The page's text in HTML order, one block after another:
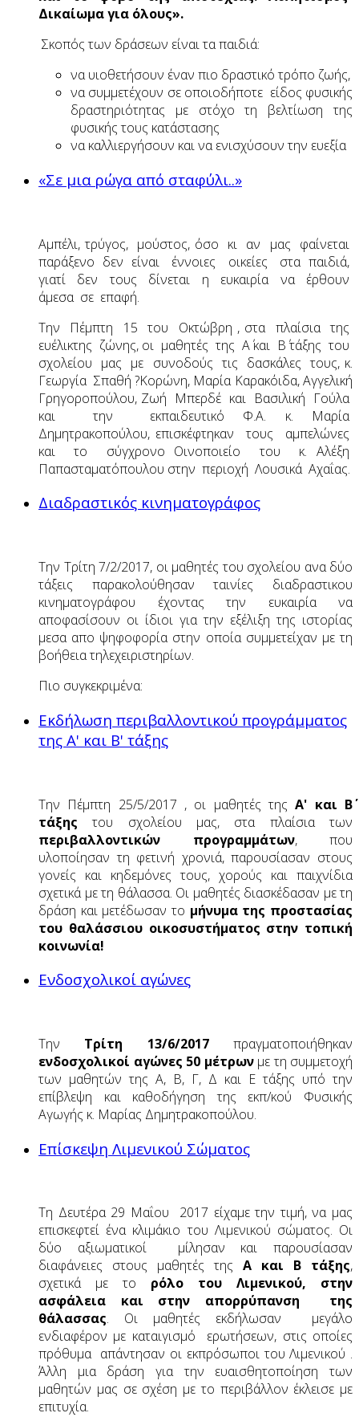
Δικαίωμα για όλους».
Σκοπός των δράσεων είναι τα παιδιά:
να υιοθετήσουν έναν πιο δραστικό τρόπο ζωής,
να συμμετέχουν σε οποιοδήποτε είδος φυσικής
δραστηριότητας με στόχο τη βελτίωση της
φυσικής τους κατάστασης
να καλλιεργήσουν και να ενισχύσουν την ευεξία
«Σε μια ρώγα από σταφύλι..»
Αμπέλι, τρύγος, μούστος, όσο κι αν μας φαίνεται
παράξενο δεν είναι έννοιες οικείες στα παιδιά,
γιατί δεν τους δίνεται η ευκαιρία να έρθουν
άμεσα σε επαφή.
Την Πέμπτη 15 του Οκτώβρη , στα πλαίσια της
ευέλικτης ζώνης, οι μαθητές της Α΄ και Β΄ τάξης του
σχολείου μας με συνοδούς τις δασκάλες τους, κ.
Γεωργία Σπαθή ?Κορώνη, Μαρία Καρακόιδα, Αγγελική
Γρηγοροπούλου, Ζωή Μπερδέ και Βασιλική Γούλα
και την εκπαιδευτικό Φ.Α. κ. Μαρία
Δημητρακοπούλου, επισκέφτηκαν τους αμπελώνες
και το σύγχρονο Οινοποιείο του κ. Αλέξη
Παπασταματόπουλου στην περιοχή Λουσικά Αχαΐας.
Διαδραστικός κινηματογράφος
Την Τρίτη 7/2/2017, οι μαθητές του σχολείου ανα δύο
τάξεις παρακολούθησαν ταινίες διαδραστικου
κινηματογράφου έχοντας την ευκαιρία να
αποφασίσουν οι ίδιοι για την εξέλιξη της ιστορίας
μεσα απο ψηφοφορία στην οποία συμμετείχαν με τη
βοήθεια τηλεχειριστηρίων.
Πιο συγκεκριμένα:
Εκδήλωση περιβαλλοντικού προγράμματος
της Α' και Β' τάξης
Την Πέμπτη 25/5/2017 , οι μαθητές της Α' και Β΄
τάξης του σχολείου μας, στα πλαίσια των
περιβαλλοντικών προγραμμάτων, που
υλοποίησαν τη φετινή χρονιά, παρουσίασαν στους
γονείς και κηδεμόνες τους, χορούς και παιχνίδια
σχετικά με τη θάλασσα. Οι μαθητές διασκέδασαν με τη
δράση και μετέδωσαν το μήνυμα της προστασίας
του θαλάσσιου οικοσυστήματος στην τοπική
κοινωνία!
Ενδοσχολικοί αγώνες
Την Τρίτη 13/6/2017πραγματοποιήθηκαν
ενδοσχολικοί αγώνες 50 μέτρωνμε τη συμμετοχή
των μαθητών της Α, Β, Γ, Δ και Ε τάξης υπό την
επίβλεψη και καθοδήγηση της εκπ/κού Φυσικής
Αγωγής κ. Μαρίας Δημητρακοπούλου.
Επίσκεψη Λιμενικού Σώματος
Τη Δευτέρα 29 Μαΐου 2017 είχαμε την τιμή, να μας
επισκεφτεί ένα κλιμάκιο του Λιμενικού σώματος. Οι
δύο αξιωματικοί μίλησαν και παρουσίασαν
διαφάνειες στους μαθητές της Α και Β τάξης,
σχετικά με το ρόλο του Λιμενικού, στην
ασφάλεια και στην απορρύπανση της
θάλασσας. Οι μαθητές εκδήλωσαν μεγάλο
ενδιαφέρον με καταιγισμό ερωτήσεων, στις οποίες
πρόθυμα απάντησαν οι εκπρόσωποι του Λιμενικού .
Άλλη μια δράση για την ευαισθητοποίηση των
μαθητών μας σε σχέση με το περιβάλλον έκλεισε με
επιτυχία.